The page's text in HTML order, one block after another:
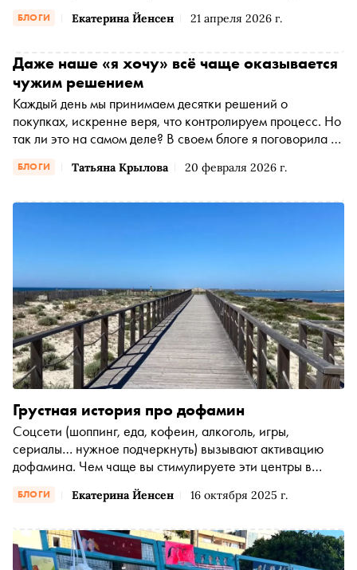
БЛОГИ Екатерина Йенсен 21 апреля 2026 г.
часто делают, списать всё на «злую фарму» и «плохих
антидепрессанты и противотревожные средства (что
тоже частично имеет место быть), но…
БЛОГИ Татьяна Крылова 20 февраля 2026 г.
Даже наше «я хочу» всё чаще оказывается
чужим решением
Каждый день мы принимаем десятки решений о
покупках, искренне веря, что контролируем процесс. Но
так ли это на самом деле? В своем блоге я поговорила с
нашим выбором: реальная потребность, эмоциональный
не подозреваем
БЛОГИ Екатерина Йенсен 16 октября 2025 г.
Грустная история про дофамин
Соцсети (шоппинг, еда, кофеин, алкоголь, игры,
сериалы… нужное подчеркнуть) вызывают активацию
дофамина. Чем чаще вы стимулируете эти центры в
нужна, чтобы получить ту же порцию дофамина. Это —
получать то же самое удовольствие